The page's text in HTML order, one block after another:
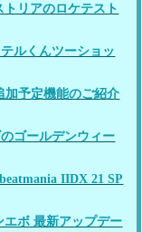
リアのロケテスト
ルくんツーショッ
加予定機能のご紹介
ゴールデンウィー
IIDX 21 SP
ボ 最新アップデー